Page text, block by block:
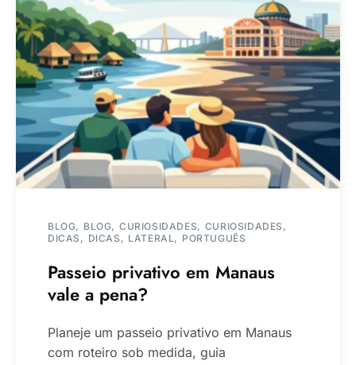
BLOG BLOG CURIOSIDADES
CURIOSIDADES
DICAS
DICAS LATERAL PORTUGUÊS
Passeio privativo em Manaus
vale a pena?
Planeje um passeio privativo em Manaus
com roteiro sob medida, guia